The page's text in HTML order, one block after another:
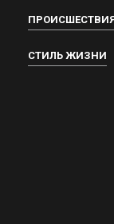
СТИЛЬ ЖИЗНИ